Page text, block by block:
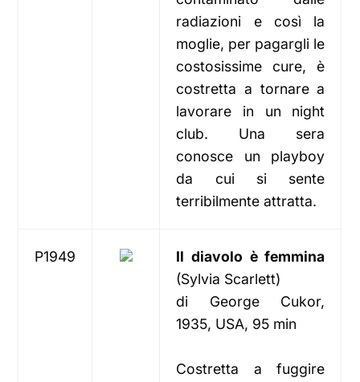
radiazioni e così la
moglie, per pagargli le
costosissime cure, è
costretta a tornare a
lavorare in un night
club. Una sera
conosce un playboy
da cui si sente
terribilmente attratta.
P1949
Il diavolo è femmina
(Sylvia Scarlett)
di George Cukor,
1935, USA, 95 min
Costretta a fuggire